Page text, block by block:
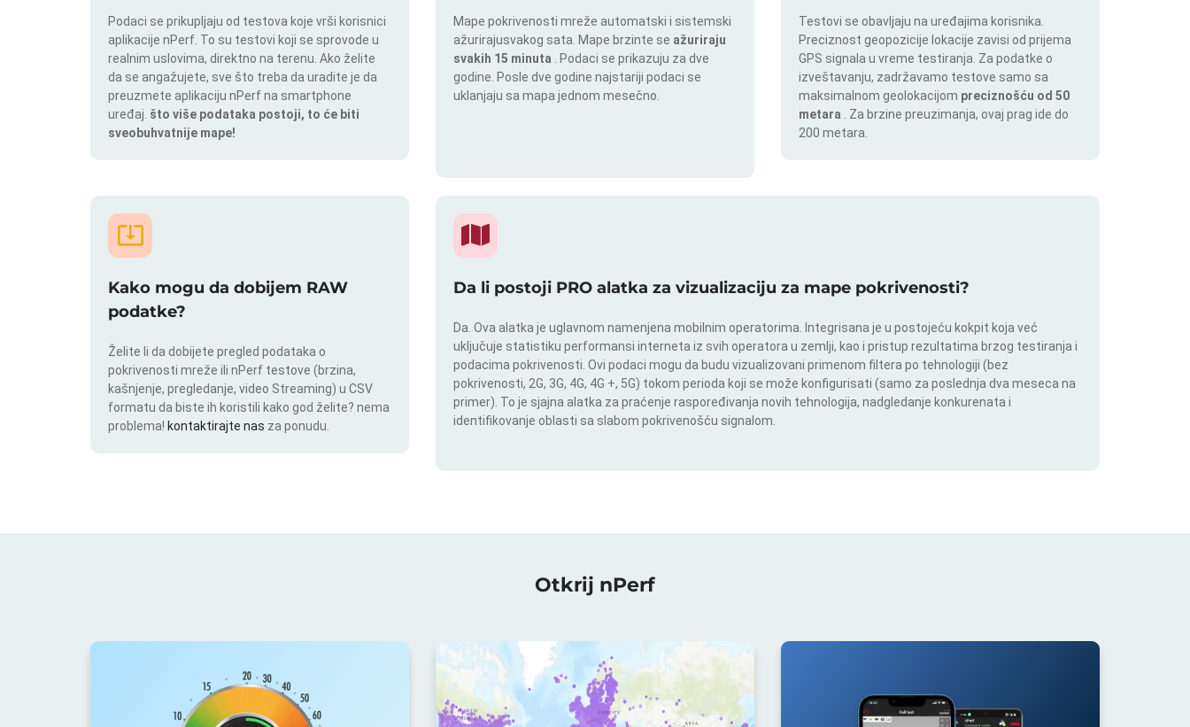
Podaci se prikupljaju od testova koje vrši korisnici
aplikacije nPerf. To su testovi koji se sprovode u
realnim uslovima, direktno na terenu. Ako želite
da se angažujete, sve što treba da uradite je da
preuzmete aplikaciju nPerf na smartphone
uređaj. što više podataka postoji, to će biti
sveobuhvatnije mape!
Mape pokrivenosti mreže automatski i sistemski
ažurirajusvakog sata. Mape brzinte se ažuriraju
svakih 15 minuta
. Podaci se prikazuju za dve
godine. Posle dve godine najstariji podaci se
uklanjaju sa mapa jednom mesečno.
Testovi se obavljaju na uređajima korisnika.
Preciznost geopozicije lokacije zavisi od prijema
GPS signala u vreme testiranja. Za podatke o
izveštavanju, zadržavamo testove samo sa
maksimalnom geolokacijom preciznošću od 50
metara
. Za brzine preuzimanja, ovaj prag ide do
200 metara.
Kako mogu da dobijem RAW
podatke?
Želite li da dobijete pregled podataka o
pokrivenosti mreže ili nPerf testove (brzina,
kašnjenje, pregledanje, video Streaming) u CSV
formatu da biste ih koristili kako god želite? nema
problema! kontaktirajte nas za ponudu.
Da li postoji PRO alatka za vizualizaciju za mape pokrivenosti?
Da. Ova alatka je uglavnom namenjena mobilnim operatorima. Integrisana je u postojeću kokpit koja već
uključuje statistiku performansi interneta iz svih operatora u zemlji, kao i pristup rezultatima brzog testiranja i
podacima pokrivenosti. Ovi podaci mogu da budu vizualizovani primenom filtera po tehnologiji (bez
pokrivenosti, 2G, 3G, 4G, 4G +, 5G) tokom perioda koji se može konfigurisati (samo za poslednja dva meseca na
primer). To je sjajna alatka za praćenje raspoređivanja novih tehnologija, nadgledanje konkurenata i
identifikovanje oblasti sa slabom pokrivenošću signalom.
Otkrij nPerf